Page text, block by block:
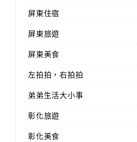
屏東住宿
屏東旅遊
屏東美食
左拍拍，右拍拍
弟弟生活大小事
彰化旅遊
彰化美食